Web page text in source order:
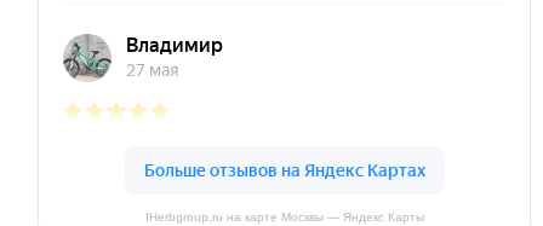
IHerbgroup.ru на карте Москвы — Яндекс Карты